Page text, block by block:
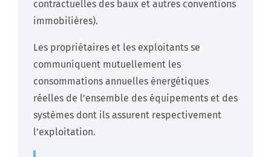
contractuelles des baux et autres conventions
immobilières).
Les propriétaires et les exploitants se
communiquent mutuellement les
consommations annuelles énergétiques
réelles de l’ensemble des équipements et des
systèmes dont ils assurent respectivement
l’exploitation.